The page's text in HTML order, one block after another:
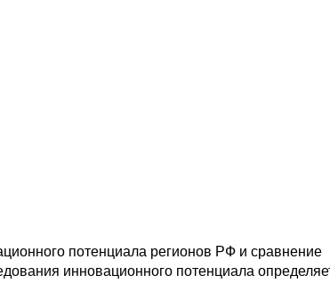
потенциала регионов РФ и сравнение
инновационного потенциала